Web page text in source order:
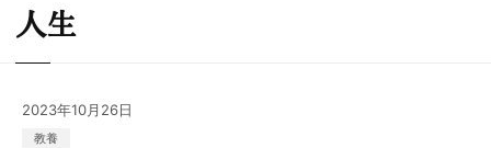
人生
2023年10月26日
教養